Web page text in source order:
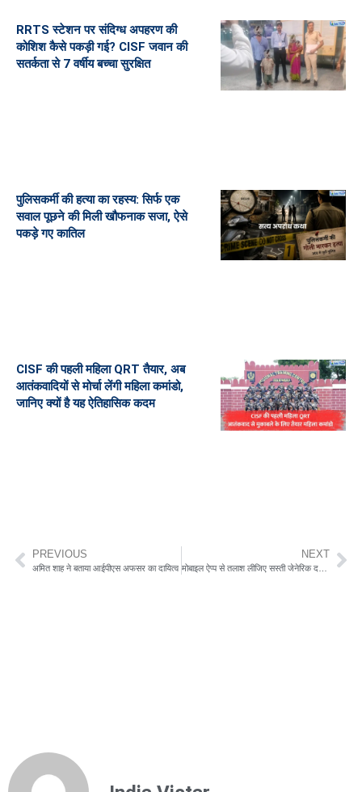
RRTS स्टेशन पर संदिग्ध अपहरण की
कोशिश कैसे पकड़ी गई? CISF जवान की
सतर्कता से 7 वर्षीय बच्चा सुरक्षित
पुलिसकर्मी की हत्या का रहस्य: सिर्फ एक
सवाल पूछने की मिली खौफनाक सजा, ऐसे
पकड़े गए कातिल
CISF की पहली महिला QRT तैयार, अब
आतंकवादियों से मोर्चा लेंगी महिला कमांडो,
जानिए क्यों है यह ऐतिहासिक कदम
PREVIOUS
अमित शाह ने बताया आईपीएस अफसर का दायित्व
NEXT
मोबाइल ऐप्प से तलाश लीजिए सस्ती जेनेरिक दवाओं की दुकान